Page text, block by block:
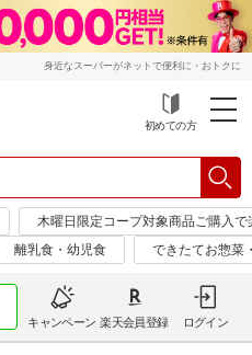
身近なスーパーがネットで便利に・おトクに
初めての方
木曜日限定コープ対象商品ご購入
離乳食・幼児食 できたてお惣菜
キャンペーン 楽天会員登録 ログイン